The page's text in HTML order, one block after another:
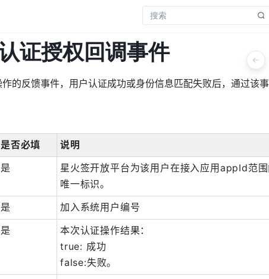
的反馈事件，用户认证成功或身份信息匹配失败后，通过该
是否必填 说明
是
星火签开放平台为该用户在接入应用appId范围
唯一标识。
是
加入系统用户编号
是
本次认证操作结果：
true: 成功
false:失败。